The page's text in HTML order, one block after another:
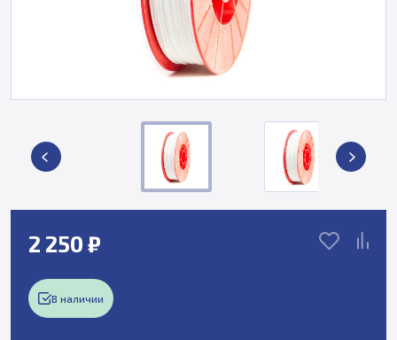
2 250 ₽
В наличии